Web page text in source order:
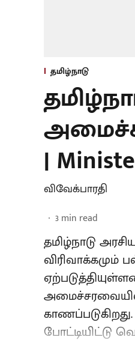
தமிழ்நாடு
|
விவேக்பாரதி
3min read
தமிழ்நாடு
விரிவாக்கமும்
போட்டியிட்டு